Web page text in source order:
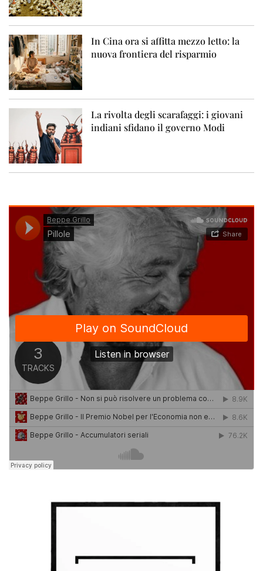
In Cina ora si affitta mezzo letto: la
nuova frontiera del risparmio
La rivolta degli scarafaggi: i giovani
indiani sfidano il governo Modi